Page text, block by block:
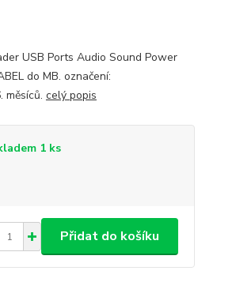
USB Ports Audio Sound Power
do MB. označení:
celý popis
1 ks
Přidat do košíku